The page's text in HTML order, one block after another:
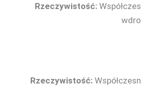
Rzeczywistość:
Rzeczywistość: